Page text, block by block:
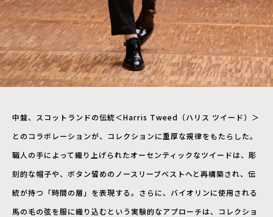
中盤、スコットランドの伝統＜Harris Tweed（ハリス ツイード）＞
とのコラボレーションが、コレクションに重厚な規律をもたらした。
職人の手によって織り上げられたオーセンティックなツイードは、彫
刻的な帽子や、ボタン留めのノースリーブベストへと再構築され、伝
統が持つ「時間の層」を表現する。さらに、バイオリンに使用される
馬の毛の弦を服に織り込むという実験的なアプローチは、コレクショ